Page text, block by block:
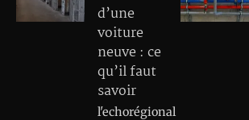
d’une
voiture
neuve : ce
qu’il faut
savoir
l'echorégional